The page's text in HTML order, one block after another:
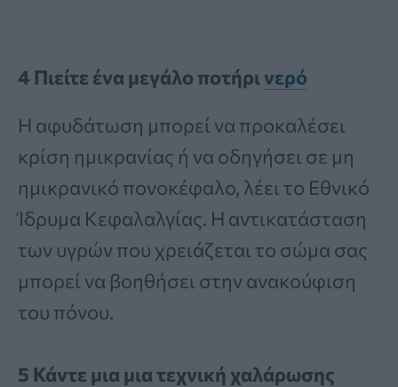
4 Πιείτε ένα μεγάλο ποτήρινερό
Η αφυδάτωση μπορεί να προκαλέσει
κρίση ημικρανίας ή να οδηγήσει σε μη
ημικρανικό πονοκέφαλο, λέει το Εθνικό
Ίδρυμα Κεφαλαλγίας. Η αντικατάσταση
των υγρών που χρειάζεται το σώμα σας
μπορεί να βοηθήσει στην ανακούφιση
του πόνου.
5 Κάντε μια μια τεχνική χαλάρωσης